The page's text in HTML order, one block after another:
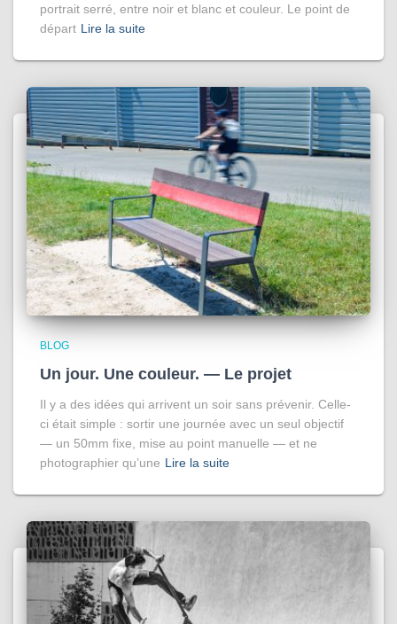
portrait serré, entre noir et blanc et couleur. Le point de
départ Lire la suite
BLOG
Un jour. Une couleur. — Le projet
Il y a des idées qui arrivent un soir sans prévenir. Celle-
ci était simple : sortir une journée avec un seul objectif
— un 50mm fixe, mise au point manuelle — et ne
photographier qu’une Lire la suite